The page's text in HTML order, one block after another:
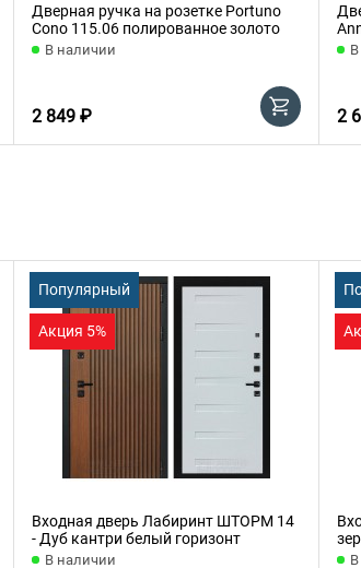
Дверная ручка на розетке Portuno
Cono 115.06 полированное золото
В наличии
2 849 ₽ 2
Популярный
Акция 5%
Входная дверь Лабиринт ШТОРМ 14
- Дуб кантри белый горизонт
В наличии